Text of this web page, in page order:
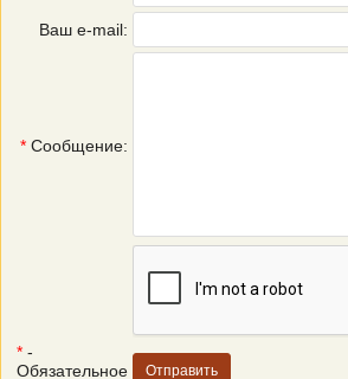
Ваш e-mail:
* Сообщение:
* -
Обязательное